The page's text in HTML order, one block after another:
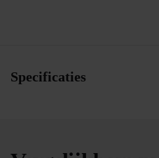
Specificaties